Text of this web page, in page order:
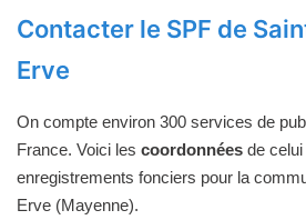
Contacter le SPF de
Erve
On compte environ 300 services de
France. Voici les coordonnées de
enregistrements fonciers pour la
Erve (Mayenne).